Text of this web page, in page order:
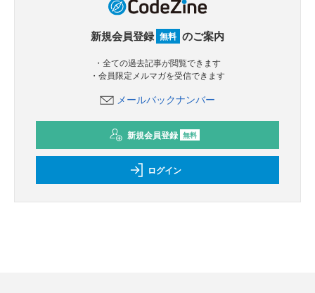
新規会員登録 無料 のご案内
・全ての過去記事が閲覧できます
・会員限定メルマガを受信できます
メールバックナンバー
新規会員登録 無料
ログイン